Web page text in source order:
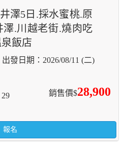
澤5日.採水蜜桃.原
澤.川越老街.燒肉吃
飯店
2026/08/11 (二)
銷售價$28,900
29
報名